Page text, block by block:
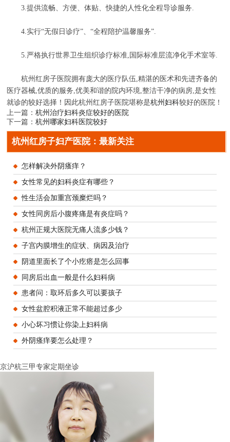
3.提供流畅、方便、体贴、快捷的人性化全程导诊服务.
4.实行“无假日诊疗”、“全程陪护温馨服务”.
5.严格执行世界卫生组织诊疗标准,国际标准层流净化手术室等.
杭州红房子医院拥有庞大的医疗队伍,精湛的医术和先进齐备的
医疗器械,优质的服务,优美和谐的院内环境,整洁干净的病房,是女性
就诊的较好选择！因此杭州红房子医院堪称是杭州妇科较好的医院！
上一篇：杭州治疗妇科炎症较好的医院
下一篇：杭州哪家妇科医院较好
杭州红房子妇产医院：最新关注
怎样解决外阴瘙痒？
女性常见的妇科炎症有哪些？
性生活会加重宫颈糜烂吗？
女性同房后小腹疼痛是有炎症吗？
杭州正规大医院无痛人流多少钱？
子宫内膜增生的症状、病因及治疗
阴道里面长了个小疙瘩是怎么回事
同房后出血一般是什么妇科病
患者问：取环后多久可以要孩子
女性盆腔积液正常不能超过多少
小心坏习惯让你染上妇科病
外阴瘙痒要怎么处理？
京沪杭三甲专家定期坐诊